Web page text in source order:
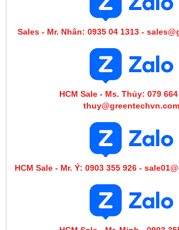
Sales - Mr. Nhân: 0935 04 1313 -
HCM Sale - Ms. Thủy: 079
thuy@greentechvn.com
HCM Sale - Mr. Ý: 0903 355 926 -